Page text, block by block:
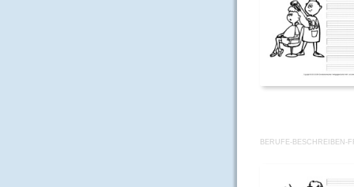
BERUFE-BESCHREIBEN-